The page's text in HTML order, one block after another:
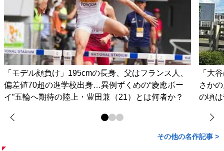
「モデル顔負け」195cmの長身、父はフランス人、
偏差値70超の進学校出身…異例ずくめの“慶應ボー
イ”五輪へ期待の陸上・豊田兼（21）とは何者か？
「大
さか
の頃
その他の名作記事 >